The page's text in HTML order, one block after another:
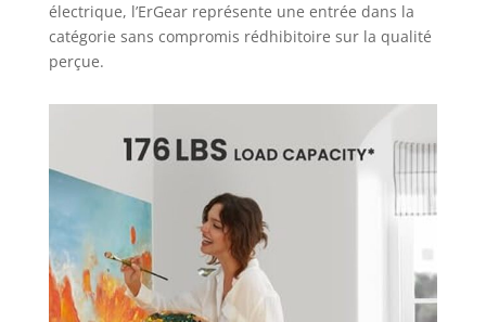
électrique, l’ErGear représente une entrée dans la
catégorie sans compromis rédhibitoire sur la qualité
perçue.